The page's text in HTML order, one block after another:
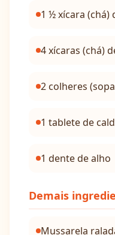
1 ½ xícara (chá)
4 xícaras (chá)
2 colheres
1 tablete de
1 dente de alho
Demais
Mussarela